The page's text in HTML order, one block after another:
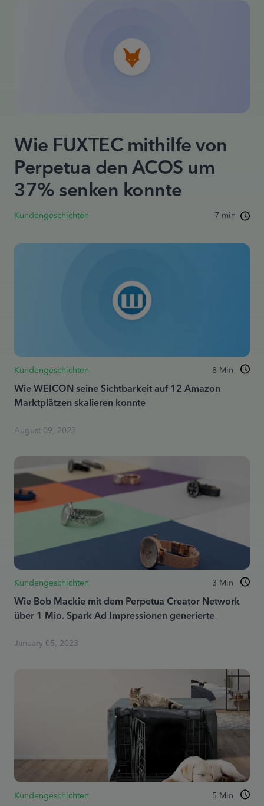
Wie FUXTEC mithilfe von
Perpetua den ACOS um
37% senken konnte
Kundengeschichten 7 min
Kundengeschichten 8 Min
Wie WEICON seine Sichtbarkeit auf 12 Amazon
Marktplätzen skalieren konnte
August 09, 2023
Kundengeschichten 3 Min
Wie Bob Mackie mit dem Perpetua Creator Network
über 1 Mio. Spark Ad Impressionen generierte
January 05, 2023
Kundengeschichten 5 Min